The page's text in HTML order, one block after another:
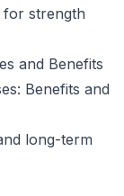
for strength
and Benefits
Benefits and
long-term